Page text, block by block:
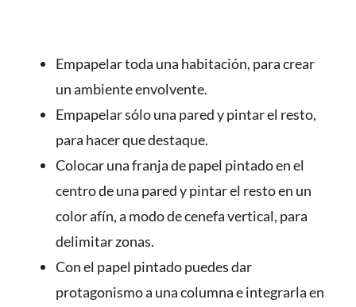
Empapelar toda una habitación, para crear
un ambiente envolvente.
Empapelar sólo una pared y pintar el resto,
para hacer que destaque.
Colocar una franja de papel pintado en el
centro de una pared y pintar el resto en un
color afín, a modo de cenefa vertical, para
delimitar zonas.
Con el papel pintado puedes dar
protagonismo a una columna e integrarla en